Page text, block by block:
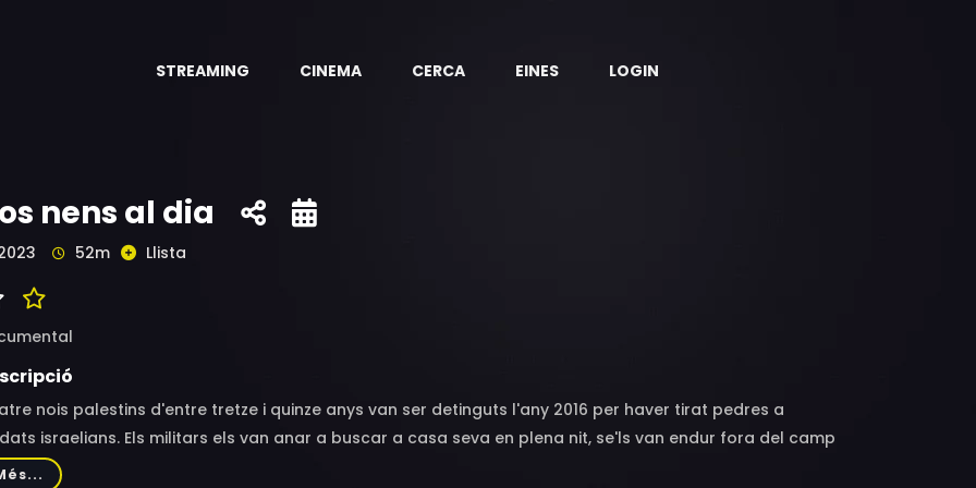
STREAMING CINEMA CERCA EINES LOGIN
nens al dia
52m Llista
nois palestins d'entre tretze i quinze anys van ser detinguts l'any 2016 per haver tirat pedres a
israelians. Els militars els van anar a buscar a casa seva en plena nit, se'ls van endur fora del camp
on vivien, els van interrogar, els van jutjar i els van condemnar a penes de presó. Al cap de tres